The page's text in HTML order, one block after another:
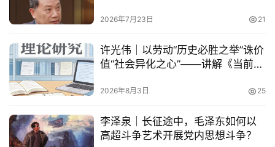
2026年7月23日 21
许光伟｜以劳动“历史必胜之举”诛价
值“社会异化之心”——讲解《当前社
题研究》
2026年8月3日 25
李泽泉｜长征途中，毛泽东如何以
高超斗争艺术开展党内思想斗争？